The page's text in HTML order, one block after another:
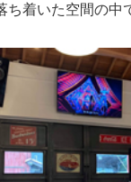
ち着いた空間の中